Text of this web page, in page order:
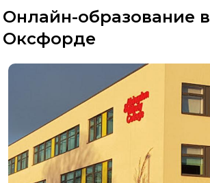
Онлайн-образование в
Оксфорде